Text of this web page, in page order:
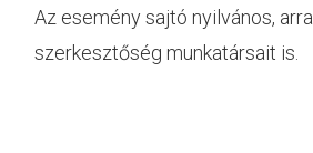
Az esemény sajtó nyilvános,
szerkesztőség munkatársait is.